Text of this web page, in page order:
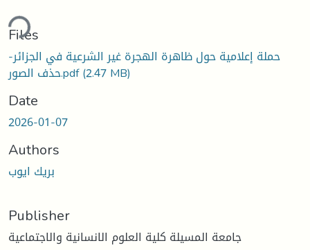
Files
حملة إعلامية حول ظاهرة الهجرة غير الشرعية في الجزائر-
حذف الصور.pdf(2.47 MB)
Date
2026-01-07
Authors
بريك ايوب
Publisher
جامعة المسيلة كلية العلوم الانسانية والاجتماعية